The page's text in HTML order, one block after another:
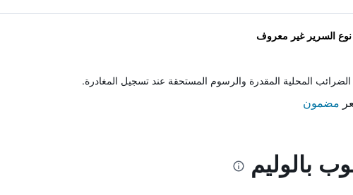
المحلية المقدرة والرسوم المستحقة عند تسجيل المغادرة.
مضمون
بالوليم